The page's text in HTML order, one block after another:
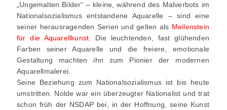
„Ungemalten Bilder“ – kleine, während des Malverbots im
Nationalsozialismus entstandene Aquarelle – sind eine
seiner herausragenden Serien und gelten als Meilenstein
für die Aquarellkunst.
Die leuchtenden, fast glühenden
Farben seiner Aquarelle und die freiere, emotionale
Gestaltung machten ihn zum Pionier der modernen
Aquarellmalerei.
Seine Beziehung zum Nationalsozialismus ist bis heute
umstritten. Nolde war ein überzeugter Nationalist und trat
schon früh der NSDAP bei, in der Hoffnung, seine Kunst